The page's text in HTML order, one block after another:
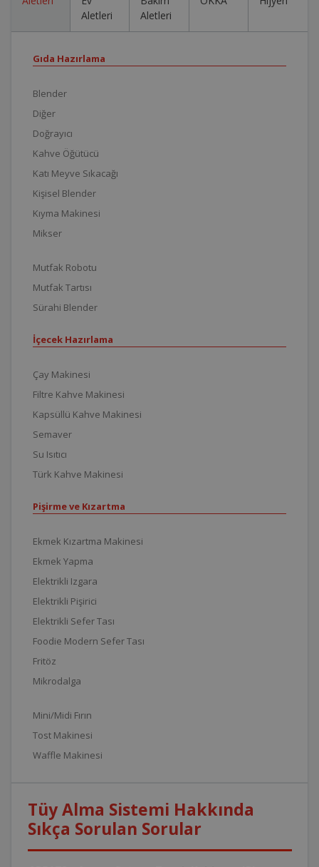
Aletleri
Aletleri
Gıda Hazırlama
Blender
Diğer
Doğrayıcı
Kahve Öğütücü
Katı Meyve Sıkacağı
Kişisel Blender
Kıyma Makinesi
Mikser
Mutfak Robotu
Mutfak Tartısı
Sürahi Blender
İçecek Hazırlama
Çay Makinesi
Filtre Kahve Makinesi
Kapsüllü Kahve Makinesi
Semaver
Su Isıtıcı
Türk Kahve Makinesi
Pişirme ve Kızartma
Ekmek Kızartma Makinesi
Ekmek Yapma
Elektrikli Izgara
Elektrikli Pişirici
Elektrikli Sefer Tası
Foodie Modern Sefer Tası
Fritöz
Mikrodalga
Mini/Midi Fırın
Tost Makinesi
Waffle Makinesi
Tüy Alma Sistemi Hakkında
Sıkça Sorulan Sorular